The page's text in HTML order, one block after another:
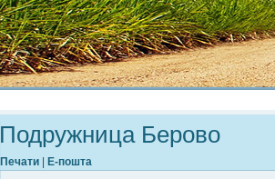
Подружница Берово
Печати Е-пошта